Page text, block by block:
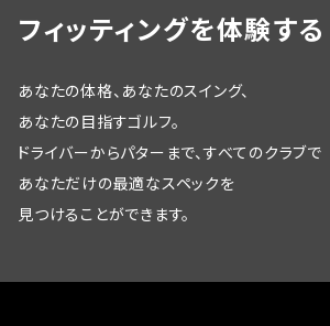
フィッティングを体験する
あなたの体格、あなたのスイング、
あなたの目指すゴルフ。
ドライバーからパターまで、すべてのクラブで
あなただけの最適なスペックを
見つけることができます。